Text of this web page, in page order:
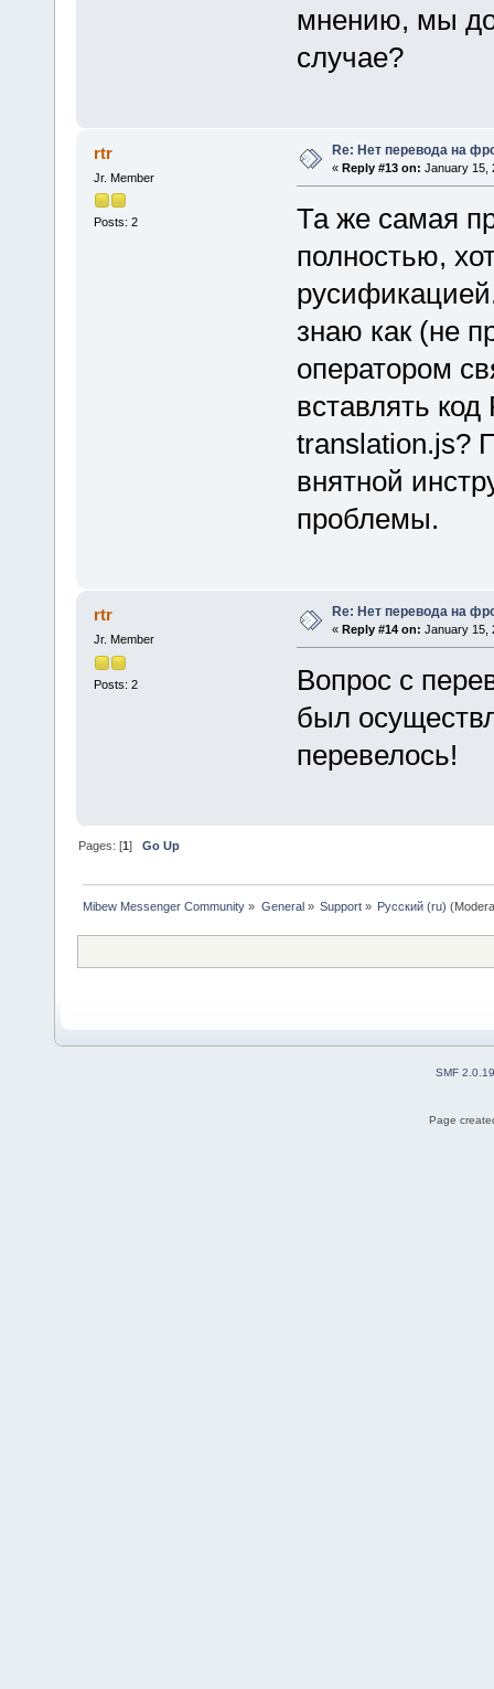
мнению, мы
случае?
rtr
Jr. Member
Posts: 2
Re: Нет перевода на
« Reply #13 on: January 15,
Та же самая
полностью,
знаю как (не
оператором
вставлять
translation.js?
внятной
проблемы.
rtr
Jr. Member
Posts: 2
Re: Нет перевода на
« Reply #14 on: January 15,
Вопрос с
был
перевелось!
Pages: [1]Go Up
Mibew Messenger Community » General » Support» Русский (ru)
SMF 2.0.19
Page